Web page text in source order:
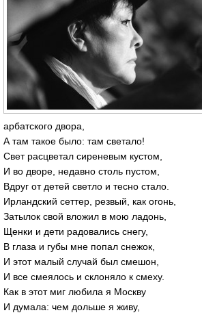
арбатского двора,
А там такое было: там светало!
Свет расцветал сиреневым кустом,
И во дворе, недавно столь пустом,
Вдруг от детей светло и тесно стало.
Ирландский сеттер, резвый, как огонь,
Затылок свой вложил в мою ладонь,
Щенки и дети радовались снегу,
В глаза и губы мне попал снежок,
И этот малый случай был смешон,
И все смеялось и склоняло к смеху.
Как в этот миг любила я Москву
И думала: чем дольше я живу,